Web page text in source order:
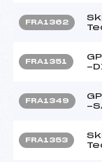
FRA1362
FRA1351
-
FRA1349
-
FRA1353